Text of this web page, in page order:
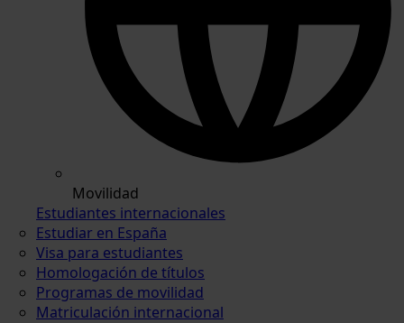
Movilidad
Estudiantes internacionales
Estudiar en España
Visa para estudiantes
Homologación de títulos
Programas de movilidad
Matriculación internacional